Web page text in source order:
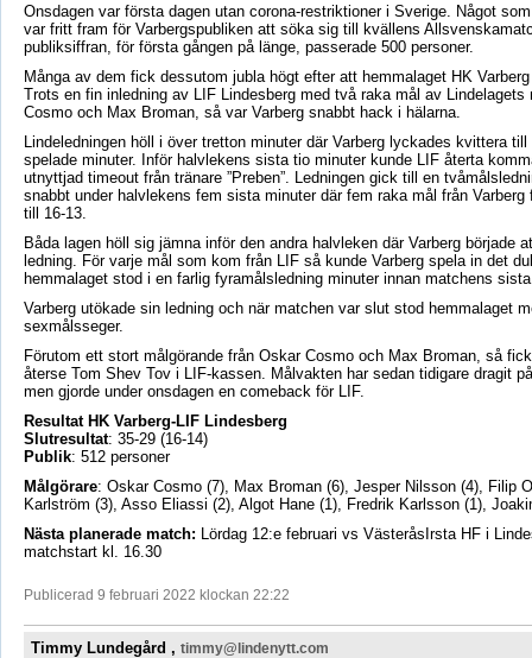
Onsdagen var första dagen utan corona-restriktioner i Sverige. Något
var fritt fram för Varbergspubliken att söka sig till kvällens
publiksiffran, för första gången på länge, passerade 500 personer.
Många av dem fick dessutom jubla högt efter att hemmalaget HK
Trots en fin inledning av LIF Lindesberg med två raka mål av Lindelagets
Cosmo och Max Broman, så var Varberg snabbt hack i hälarna.
Lindeledningen höll i över tretton minuter där Varberg lyckades kvittera till
spelade minuter. Inför halvlekens sista tio minuter kunde LIF återta
utnyttjad timeout från tränare ”Preben”. Ledningen gick till en
snabbt under halvlekens fem sista minuter där fem raka mål från Varberg
till 16-13.
Båda lagen höll sig jämna inför den andra halvleken där Varberg började
ledning. För varje mål som kom från LIF så kunde Varberg spela in det
hemmalaget stod i en farlig fyramålsledning minuter innan matchens
Varberg utökade sin ledning och när matchen var slut stod hemmalaget
sexmålsseger.
Förutom ett stort målgörande från Oskar Cosmo och Max Broman, så
återse Tom Shev Tov i LIF-kassen. Målvakten har sedan tidigare dragit
men gjorde under onsdagen en comeback för LIF.
Resultat HK Varberg-LIF Lindesberg
Slutresultat: 35-29 (16-14)
Publik: 512 personer
Målgörare: Oskar Cosmo (7), Max Broman (6), Jesper Nilsson (4), Filip
Karlström (3), Asso Eliassi (2), Algot Hane (1), Fredrik Karlsson (1),
Nästa planerade match: Lördag 12:e februari vs VästeråsIrsta HF i
matchstart kl. 16.30
Publicerad 9 februari 2022 klockan 22:22
Timmy Lundegård , timmy@lindenytt.com